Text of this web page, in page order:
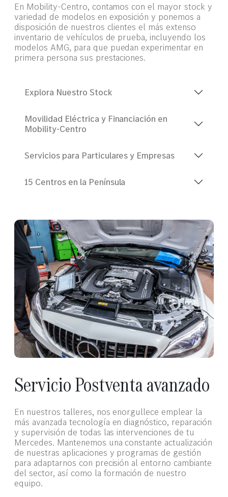
En Mobility-Centro, contamos con el mayor stock y
variedad de modelos en exposición y ponemos a
disposición de nuestros clientes el más extenso
inventario de vehículos de prueba, incluyendo los
modelos AMG, para que puedan experimentar en
primera persona sus prestaciones.
Explora Nuestro Stock
Movilidad Eléctrica y Financiación en
Mobility-Centro
Servicios para Particulares y Empresas
15 Centros en la Península
Servicio Postventa avanzado
En nuestros talleres, nos enorgullece emplear la
más avanzada tecnología en diagnóstico, reparación
y supervisión de todas las intervenciones de tu
Mercedes. Mantenemos una constante actualización
de nuestras aplicaciones y programas de gestión
para adaptarnos con precisión al entorno cambiante
del sector, así como la formación de nuestro
equipo.